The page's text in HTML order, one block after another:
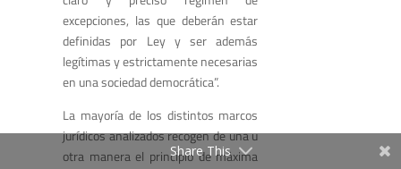
excepciones, las que deberán estar
definidas por Ley y ser además
legítimas y estrictamente necesarias
en una sociedad democrática”.
La mayoría de los distintos marcos
jurídicos analizados recogen de una u
otra manera el principio de máxima
Share This